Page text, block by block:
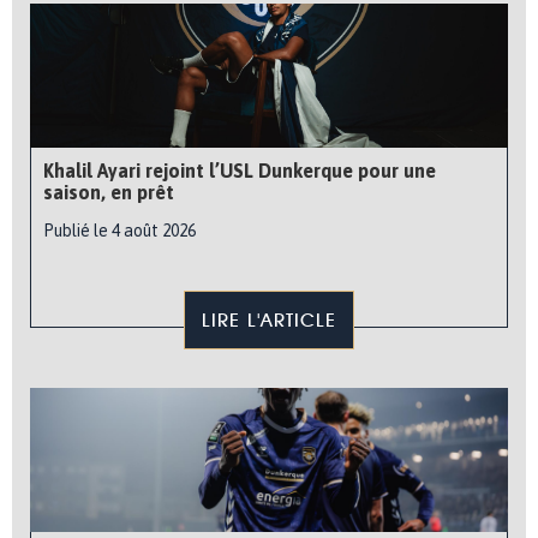
Khalil Ayari rejoint l’USL Dunkerque pour une
saison, en prêt
Publié le 4 août 2026
LIRE L'ARTICLE